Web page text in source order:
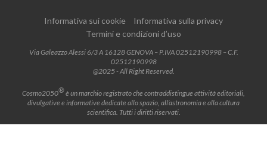
Informativa sui cookie
Informativa sulla privacy
Termini e condizioni d’uso
Via Galeazzo Alessi 6/3 A 16128 GENOVA – P.IVA 02512190998 – C.F.
02512190998
@2025 - All Right Reserved.
Cosmo2050®è un marchio registrato che contraddistingue attività editoriali,
divulgative e informative dedicate allo spazio, all’astronomia e alla cultura
scientifica. Tutti i diritti riservati.